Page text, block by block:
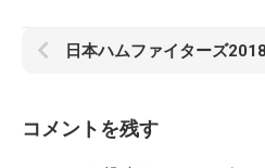
日本ハムファイターズ2018
コメントを残す